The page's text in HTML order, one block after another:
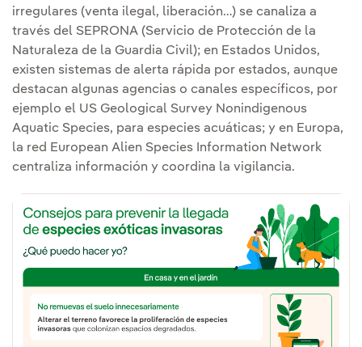
irregulares (venta ilegal, liberación…) se canaliza a
través del SEPRONA (Servicio de Protección de la
Naturaleza de la Guardia Civil); en Estados Unidos,
existen sistemas de alerta rápida por estados, aunque
destacan algunas agencias o canales específicos, por
ejemplo el US Geological Survey Nonindigenous
Aquatic Species, para especies acuáticas; y en Europa,
la red European Alien Species Information Network
centraliza información y coordina la vigilancia.